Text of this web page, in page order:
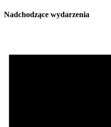
Nadchodzące wydarzenia